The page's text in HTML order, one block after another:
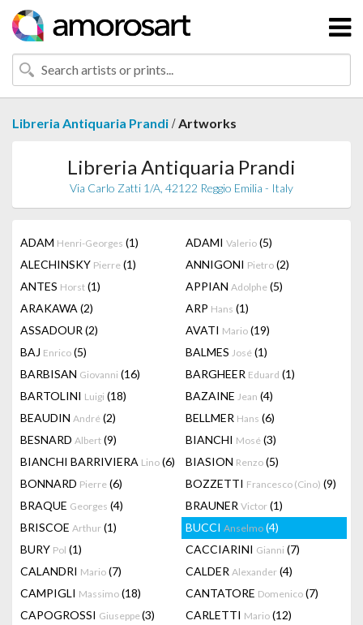
Libreria Antiquaria Prandi /Artworks
Libreria Antiquaria Prandi
Via Carlo Zatti 1/A, 42122 Reggio Emilia - Italy
ADAM Henri-Georges (1) ADAMI Valerio (5)
ALECHINSKY Pierre (1) ANNIGONI Pietro (2)
ANTES Horst (1) APPIAN Adolphe (5)
ARAKAWA (2) ARP Hans (1)
ASSADOUR (2) AVATI Mario (19)
BAJ Enrico (5) BALMES José (1)
BARBISAN Giovanni (16) BARGHEER Eduard (1)
BARTOLINI Luigi (18) BAZAINE Jean (4)
BEAUDIN André (2) BELLMER Hans (6)
BESNARD Albert (9) BIANCHI Mosé (3)
BIANCHI BARRIVIERA Lino (6) BIASION Renzo (5)
BONNARD Pierre (6) BOZZETTI Francesco (Cino) (9)
BRAQUE Georges (4) BRAUNER Victor (1)
BRISCOE Arthur (1) BUCCI Anselmo (4)
BURY Pol (1) CACCIARINI Gianni (7)
CALANDRI Mario (7) CALDER Alexander (4)
CAMPIGLI Massimo (18) CANTATORE Domenico (7)
CAPOGROSSI Giuseppe(3) CARLETTI Mario (12)